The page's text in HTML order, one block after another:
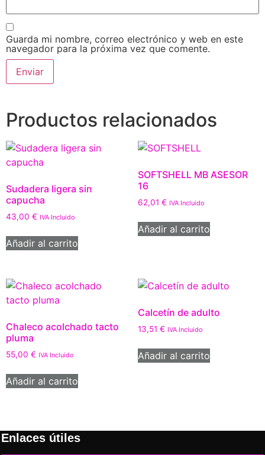
Guarda mi nombre, correo electrónico y web en este
navegador para la próxima vez que comente.
Productos relacionados
Sudadera ligera sin
capucha
43,00 € IVA Incluido
Añadir al carrito
SOFTSHELL MB ASESOR
16
62,01 € IVA Incluido
Añadir al carrito
Chaleco acolchado tacto
pluma
55,00 € IVA Incluido
Añadir al carrito
Calcetín de adulto
13,51 € IVA Incluido
Añadir al carrito
Enlaces útiles